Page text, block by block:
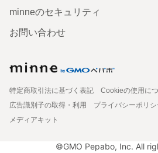
minneのセキュリティ
お問い合わせ
特定商取引法に基づく表記
Cookieの使用に
広告識別子の取得・利用
プライバシーポリシ
メディアキット
©GMO Pepabo, Inc. All